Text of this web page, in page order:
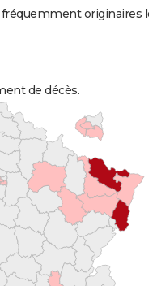
originaires
de décès.